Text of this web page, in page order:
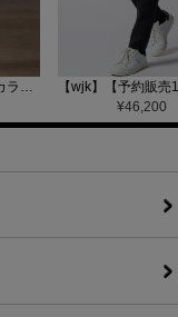
【予約販売サイズ・カラーにより納期異なる】【CAMBIO(カンビオ)】Gobelin Short Pants ショートパンツ(CAM25SS-002)
¥46,200